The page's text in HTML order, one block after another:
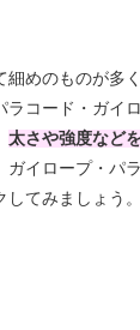
細めのものが多
ラコード・ガイ
太さや強度など
ガイロープ・パ
てみましょう。